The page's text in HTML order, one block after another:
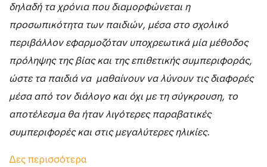
δηλαδή τα χρόνια που διαμορφώνεται η
προσωπικότητα των παιδιών, μέσα στο σχολικό
περιβάλλον εφαρμοζόταν υποχρεωτικά μία μέθοδος
πρόληψης της βίας και της επιθετικής συμπεριφοράς,
ώστε τα παιδιά να μαθαίνουν να λύνουν τις διαφορές
μέσα από τον διάλογο και όχι με τη σύγκρουση, το
αποτέλεσμα θα ήταν λιγότερες παραβατικές
συμπεριφορές και στις μεγαλύτερες ηλικίες.
Δες περισσότερα